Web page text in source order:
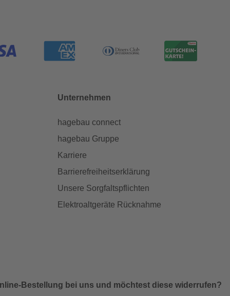
Unternehmen
hagebau connect
hagebau Gruppe
Karriere
Barrierefreiheitserklärung
Unsere Sorgfaltspflichten
Elektroaltgeräte Rücknahme
Bestellung bei uns und möchtest diese widerrufen?